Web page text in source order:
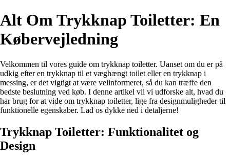
Alt Om Trykknap Toiletter: En
Købervejledning
Velkommen til vores guide om trykknap toiletter. Uanset om du er på
udkig efter en trykknap til et væghængt toilet eller en trykknap i
messing, er det vigtigt at være velinformeret, så du kan træffe den
bedste beslutning ved køb. I denne artikel vil vi udforske alt, hvad du
har brug for at vide om trykknap toiletter, lige fra designmuligheder til
funktionelle egenskaber. Lad os dykke ned i detaljerne!
Trykknap Toiletter: Funktionalitet og
Design